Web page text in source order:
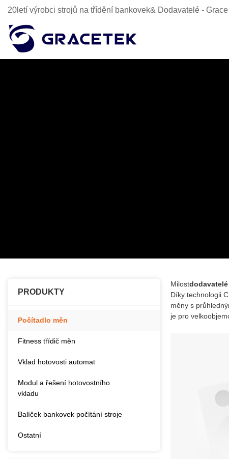
20letí výrobci strojů na třídění bankovek& Dodavatelé -
PRODUKTY
Počítadlo měn
Fitness třídič měn
Vklad hotovosti automat
Modul a řešení hotovostního
vkladu
Balíček bankovek počítání stroje
Ostatní
Milost
Díky technologii
měny s
je pro